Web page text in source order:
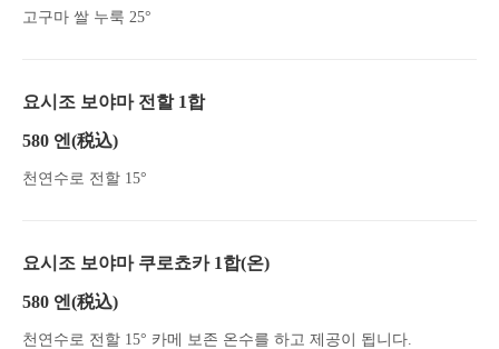
고구마 쌀 누룩 25°
요시조 보야마 전할 1합
580 엔 (税込)
천연수로 전할 15°
요시조 보야마 쿠로쵸카 1합(온)
580 엔 (税込)
천연수로 전할 15° 카메 보존 온수를 하고 제공이 됩니다.